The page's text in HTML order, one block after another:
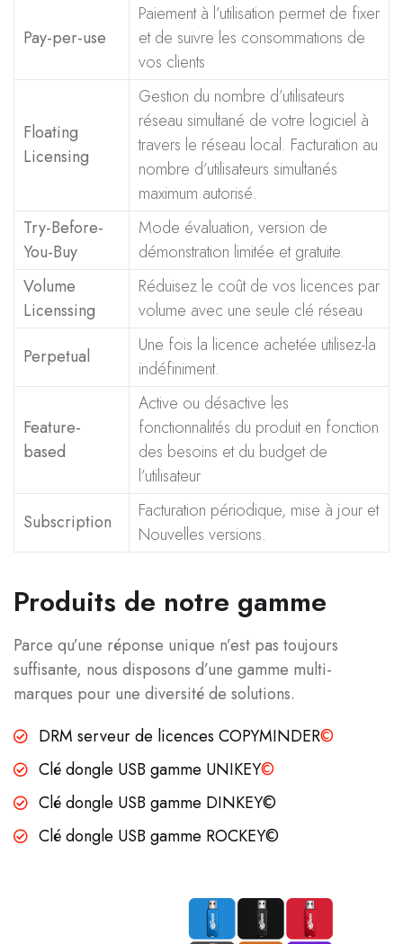
Pay-per-use
Paiement à l’utilisation permet de fixer
et de suivre les consommations de
vos clients
Floating
Licensing
Gestion du nombre d’utilisateurs
réseau simultané de votre logiciel à
travers le réseau local. Facturation au
nombre d’utilisateurs simultanés
maximum autorisé.
Try-Before-
You-Buy
Mode évaluation, version de
démonstration limitée et gratuite.
Volume
Licenssing
Réduisez le coût de vos licences par
volume avec une seule clé réseau
Perpetual
Une fois la licence achetée utilisez-la
indéfiniment.
Feature-
based
Active ou désactive les
fonctionnalités du produit en fonction
des besoins et du budget de
l’utilisateur
Subscription
Facturation périodique, mise à jour et
Nouvelles versions.
Produits de notre gamme
Parce qu’une réponse unique n’est pas toujours
suffisante, nous disposons d’une gamme multi-
marques pour une diversité de solutions.
DRM serveur de licences COPYMINDER©
Clé dongle USB gamme UNIKEY©
Clé dongle USB gamme DINKEY©
Clé dongle USB gamme ROCKEY©